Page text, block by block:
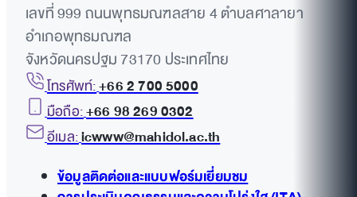
เลขที่ 999 ถนนพุทธมณฑลสาย 4 ตำบลศาลายา
อำเภอพุทธมณฑล
จังหวัดนครปฐม 73170 ประเทศไทย
โทรศัพท์:+66 2 700 5000
มือถือ:+66 98 269 0302
อีเมล:icwww@mahidol.ac.th
ข้อมูลติดต่อและแบบฟอร์มเยี่ยมชม